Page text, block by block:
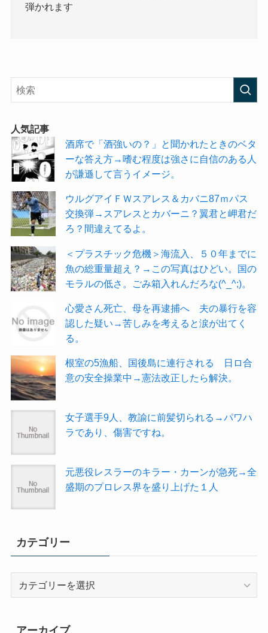
弾かれます
人気記事
酒席で「酒強いの？」と聞かれたときのベタ
ーな答え方→嗜む程度は強さに自信のある人
が謙遜して言うイメージ。
ウルグアイＦＷスアレス＆カバニ87ｍパス
交換弾→スアレスとカバーニ？翼君と岬君だ
ろ？間違えてるよ。
＜プラスチック危機＞海流入、５０年までに
魚の総重量超え？→この写真はひどい。国の
モラルの低さ。ごみ箱入れんだろな(^_^;)。
心愛さん死亡、母を再逮捕へ 夫の暴行を容
認した疑い→苦しみを考えると涙が出てく
る。
根室の5漁船、国後島に連行される 日ロ合
意の安全操業中→憲法改正したら解決。
女子選手9人、教諭に前髪切られる→パワハ
ラであり、傷害ですね。
元悪役レスラーのキラー・カーンが急死→全
盛期のプロレス界を盛り上げた１人
カテゴリー
リ